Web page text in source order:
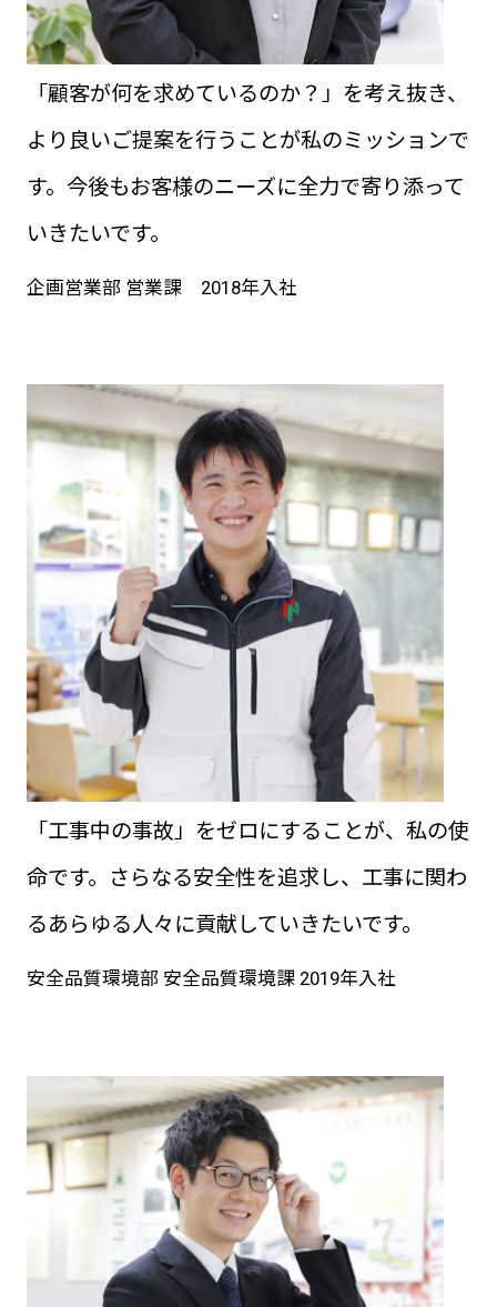
「顧客が何を求めているのか？」を考え抜き、
より良いご提案を行うことが私のミッションで
す。今後もお客様のニーズに全力で寄り添って
いきたいです。
企画営業部 営業課 2018年入社
「工事中の事故」をゼロにすることが、私の使
命です。さらなる安全性を追求し、工事に関わ
るあらゆる人々に貢献していきたいです。
安全品質環境部 安全品質環境課 2019年入社